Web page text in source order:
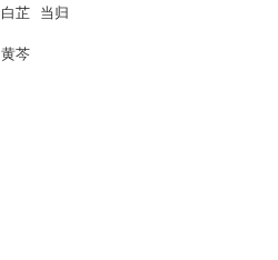
白芷 当归
黄芩